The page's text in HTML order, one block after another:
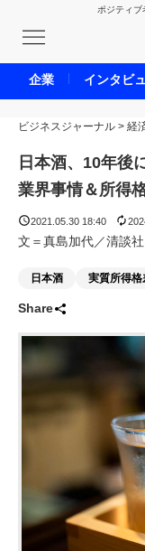
ポジティ
ビジネスジャーナル > 経
日本酒、10年後
業界事情＆所得
2021.05.30 18:40
文＝真島加代／清談社
日本酒 実質所得格
Share
企業 インタビ